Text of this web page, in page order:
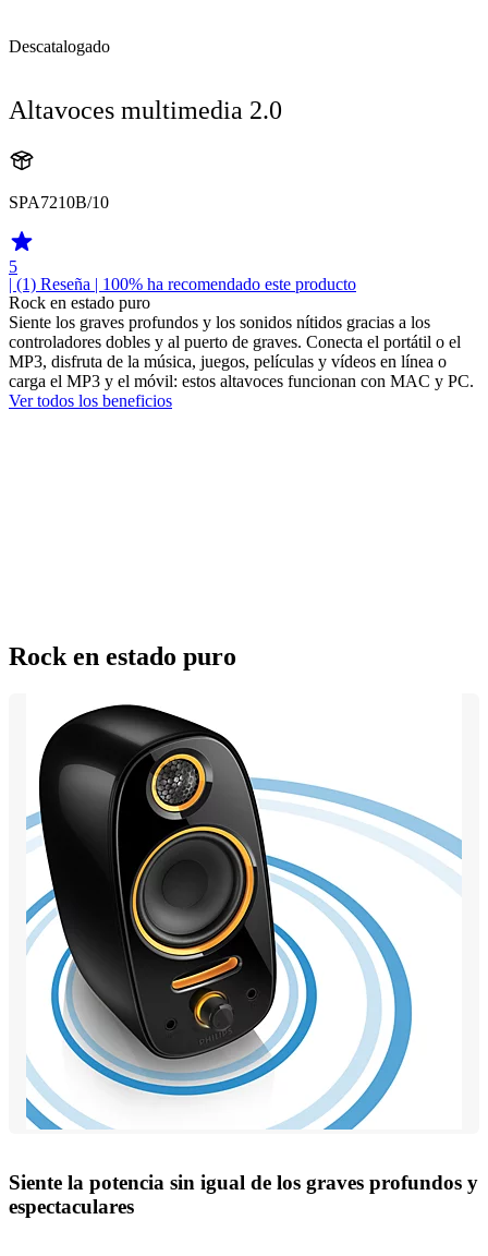
Descatalogado
Altavoces multimedia 2.0
SPA7210B/10
5
| (1) Reseña | 100% ha recomendado este producto
Rock en estado puro
Siente los graves profundos y los sonidos nítidos gracias a los
controladores dobles y al puerto de graves. Conecta el portátil o el
MP3, disfruta de la música, juegos, películas y vídeos en línea o
carga el MP3 y el móvil: estos altavoces funcionan con MAC y PC.
Ver todos los beneficios
Rock en estado puro
Siente la potencia sin igual de los graves profundos y
espectaculares